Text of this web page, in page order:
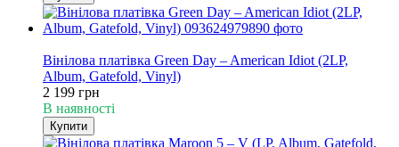
Вінілова платівка Green Day – American Idiot (2LP,
Album, Gatefold, Vinyl)
2 199 грн
В наявності
Купити